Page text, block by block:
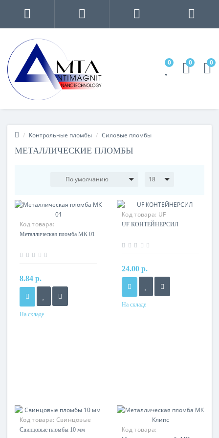
0 0 0
Контрольные пломбы Силовые пломбы
МЕТАЛЛИЧЕСКИЕ ПЛОМБЫ
По умолчанию 18
Код товара:
Металлическая пломба
Металлическая пломба МК 01
8.84 р.
На складе
Код товара: UF
КОНТЕЙНЕРСИЛ
UF КОНТЕЙНЕРСИЛ
24.00 р.
На складе
Код товара: Свинцовые
пломбы
Свинцовые пломбы 10 мм
Код товара: